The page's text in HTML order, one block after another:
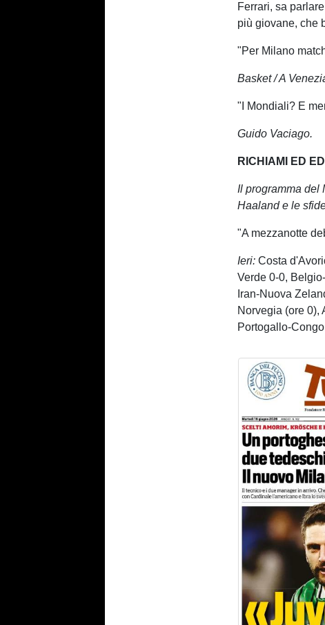
Ferrari, sa
più giovane, che
"Per Milano
Basket / A
"I Mondiali? E
Guido Vaciago.
RICHIAMI ED
Il programma del
Haaland e le
"A mezzanotte
Ieri: Costa
Verde 0-0,
Iran-Nuova
Norvegia (ore 0),
Portogallo-